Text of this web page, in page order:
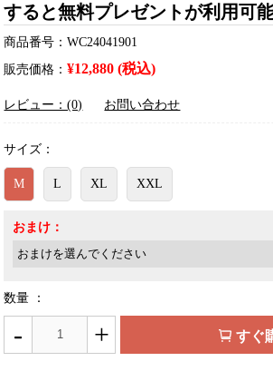
すると無料プレゼントが利用可
商品番号：WC24041901
販売価格：¥12,880 (税込)
レビュー：(0) お問い合わせ
サイズ：
M L XL XXL
おまけ：
数量 ：
- + すぐ